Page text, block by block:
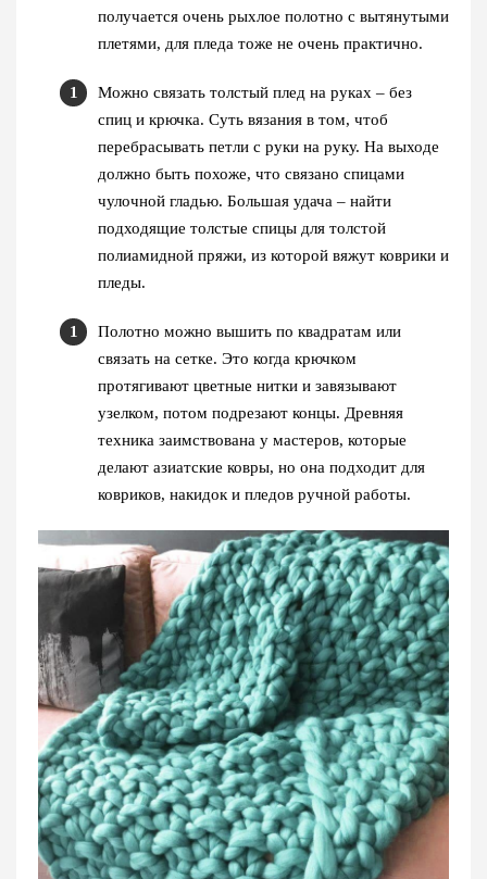
получается очень рыхлое полотно с вытянутыми
плетями, для пледа тоже не очень практично.
Можно связать толстый плед на руках – без
спиц и крючка. Суть вязания в том, чтоб
перебрасывать петли с руки на руку. На выходе
должно быть похоже, что связано спицами
чулочной гладью. Большая удача – найти
подходящие толстые спицы для толстой
полиамидной пряжи, из которой вяжут коврики и
пледы.
Полотно можно вышить по квадратам или
связать на сетке. Это когда крючком
протягивают цветные нитки и завязывают
узелком, потом подрезают концы. Древняя
техника заимствована у мастеров, которые
делают азиатские ковры, но она подходит для
ковриков, накидок и пледов ручной работы.